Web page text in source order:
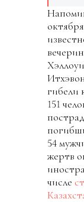
октября
гибели
151
54
жертв
числе